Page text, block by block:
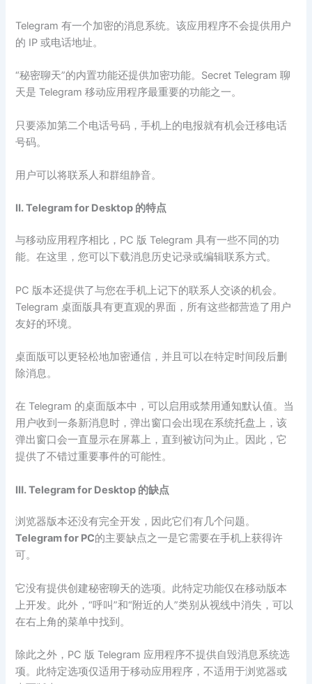
Telegram 有一个加密的消息系统。该应用程序不会提供用户
的 IP 或电话地址。
“秘密聊天”的内置功能还提供加密功能。Secret Telegram 聊
天是 Telegram 移动应用程序最重要的功能之一。
只要添加第二个电话号码，手机上的电报就有机会迁移电话
号码。
用户可以将联系人和群组静音。
Ⅱ. Telegram for Desktop 的特点
与移动应用程序相比，PC 版 Telegram 具有一些不同的功
能。在这里，您可以下载消息历史记录或编辑联系方式。
PC 版本还提供了与您在手机上记下的联系人交谈的机会。
Telegram 桌面版具有更直观的界面，所有这些都营造了用户
友好的环境。
桌面版可以更轻松地加密通信，并且可以在特定时间段后删
除消息。
在 Telegram 的桌面版本中，可以启用或禁用通知默认值。当
用户收到一条新消息时，弹出窗口会出现在系统托盘上，该
弹出窗口会一直显示在屏幕上，直到被访问为止。因此，它
提供了不错过重要事件的可能性。
Ⅲ. Telegram for Desktop 的缺点
浏览器版本还没有完全开发，因此它们有几个问题。
Telegram for PC的主要缺点之一是它需要在手机上获得许
可。
它没有提供创建秘密聊天的选项。此特定功能仅在移动版本
上开发。此外，“呼叫”和“附近的人”类别从视线中消失，可以
在右上角的菜单中找到。
除此之外，PC 版 Telegram 应用程序不提供自毁消息系统选
项。此特定选项仅适用于移动应用程序，不适用于浏览器或